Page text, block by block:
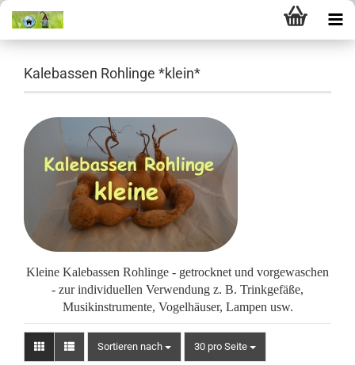
Kalebassen Rohlinge *klein*
Kleine Kalebassen Rohlinge - getrocknet und vorgewaschen
- zur individuellen Verwendung z. B. Trinkgefäße,
Musikinstrumente, Vogelhäuser, Lampen usw.
Sortieren nach
Sortieren nach 30 pro Seite
pro Seite